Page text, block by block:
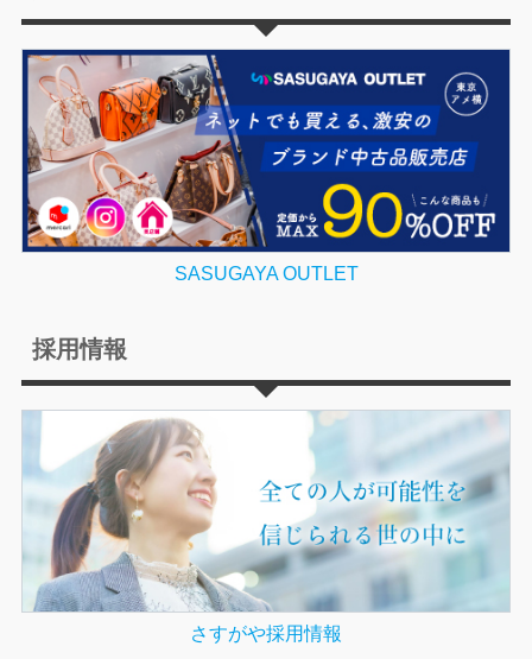
SASUGAYA OUTLET
採用情報
さすがや採用情報